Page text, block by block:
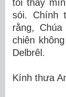
tôi thấy
sói. Chính
rằng,
chiên
Delbrêl.
Kính thưa